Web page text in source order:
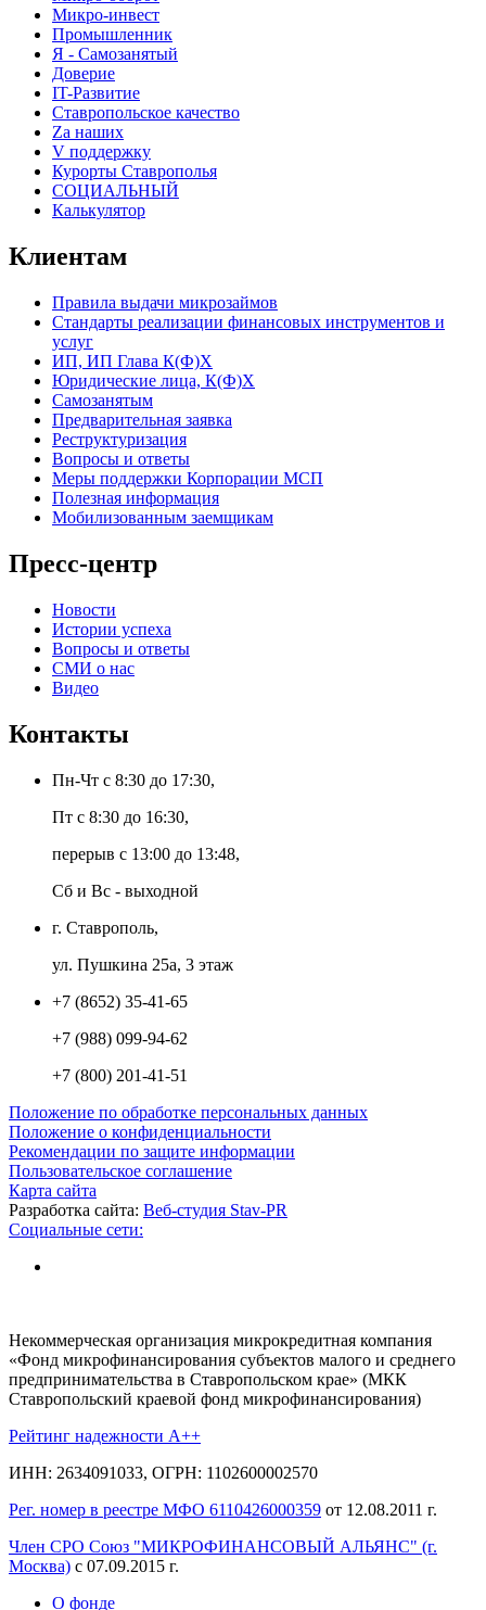
Микро-инвест
Промышленник
Я - Самозанятый
Доверие
IT-Развитие
Ставропольское качество
Za наших
V поддержку
Курорты Ставрополья
СОЦИАЛЬНЫЙ
Калькулятор
Клиентам
Правила выдачи микрозаймов
Стандарты реализации финансовых инструментов и
услуг
ИП, ИП Глава К(Ф)Х
Юридические лица, К(Ф)Х
Самозанятым
Предварительная заявка
Реструктуризация
Вопросы и ответы
Меры поддержки Корпорации МСП
Полезная информация
Мобилизованным заемщикам
Пресс-центр
Новости
Истории успеха
Вопросы и ответы
СМИ о нас
Видео
Контакты
Пн-Чт с 8:30 до 17:30,
Пт с 8:30 до 16:30,
перерыв с 13:00 до 13:48,
Сб и Вс - выходной
г. Ставрополь,
ул. Пушкина 25а, 3 этаж
+7 (8652) 35-41-65
+7 (988) 099-94-62
+7 (800) 201-41-51
Положение по обработке персональных данных
Положение о конфиденциальности
Рекомендации по защите информации
Пользовательское соглашение
Карта сайта
Разработка сайта: Веб-студия Stav-PR
Социальные сети:
Некоммерческая организация микрокредитная компания
«Фонд микрофинансирования субъектов малого и среднего
предпринимательства в Ставропольском крае» (МКК
Ставропольский краевой фонд микрофинансирования)
Рейтинг надежности A++
ИНН: 2634091033, ОГРН: 1102600002570
Рег. номер в реестре МФО 6110426000359 от 12.08.2011 г.
Член СРО Союз "МИКРОФИНАНСОВЫЙ АЛЬЯНС" (г.
Москва) с 07.09.2015 г.
О фонде